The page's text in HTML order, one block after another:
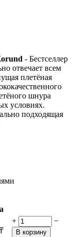
- Бестселлер
отвечает всем
плетёная
шнура
условиях.
подходящая
+ −
В корзину